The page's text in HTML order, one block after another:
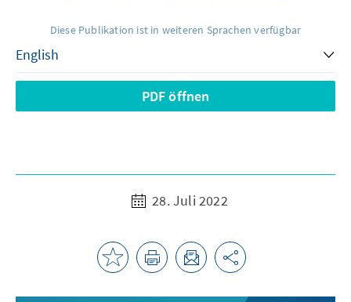
Diese Publikation ist in weiteren Sprachen verfügbar
PDF öffnen
28. Juli 2022